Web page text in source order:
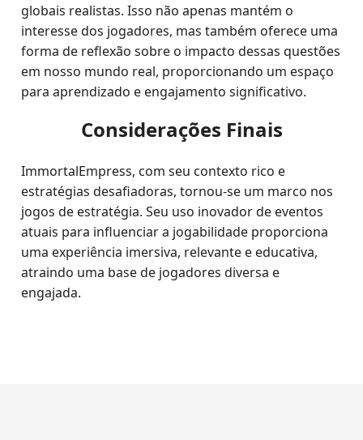
globais realistas. Isso não apenas mantém o
interesse dos jogadores, mas também oferece uma
forma de reflexão sobre o impacto dessas questões
em nosso mundo real, proporcionando um espaço
para aprendizado e engajamento significativo.
Considerações Finais
ImmortalEmpress, com seu contexto rico e
estratégias desafiadoras, tornou-se um marco nos
jogos de estratégia. Seu uso inovador de eventos
atuais para influenciar a jogabilidade proporciona
uma experiência imersiva, relevante e educativa,
atraindo uma base de jogadores diversa e
engajada.